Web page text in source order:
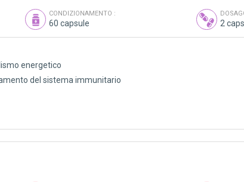
CONDIZIONAMENTO :
60 capsule 2
energetico
del sistema immunitario